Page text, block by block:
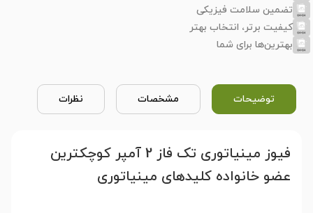
تضمین سلامت فیزیکی
کیفیت برتر، انتخاب بهتر
بهترین‌ها برای شما
توضیحات مشخصات نظرات
فیوز مینیاتوری تک فاز 2 آمپر کوچکترین
عضو خانواده کلیدهای مینیاتوری